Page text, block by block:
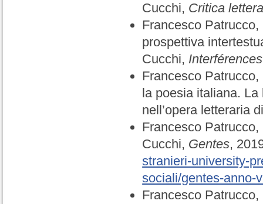
Cucchi, Critica
Francesco
prospettiva
Cucchi,
Francesco
la poesia italiana.
nell’opera letteraria
Francesco
Cucchi, Gentes,
stranieri-university-
sociali/gentes-anno-
Francesco